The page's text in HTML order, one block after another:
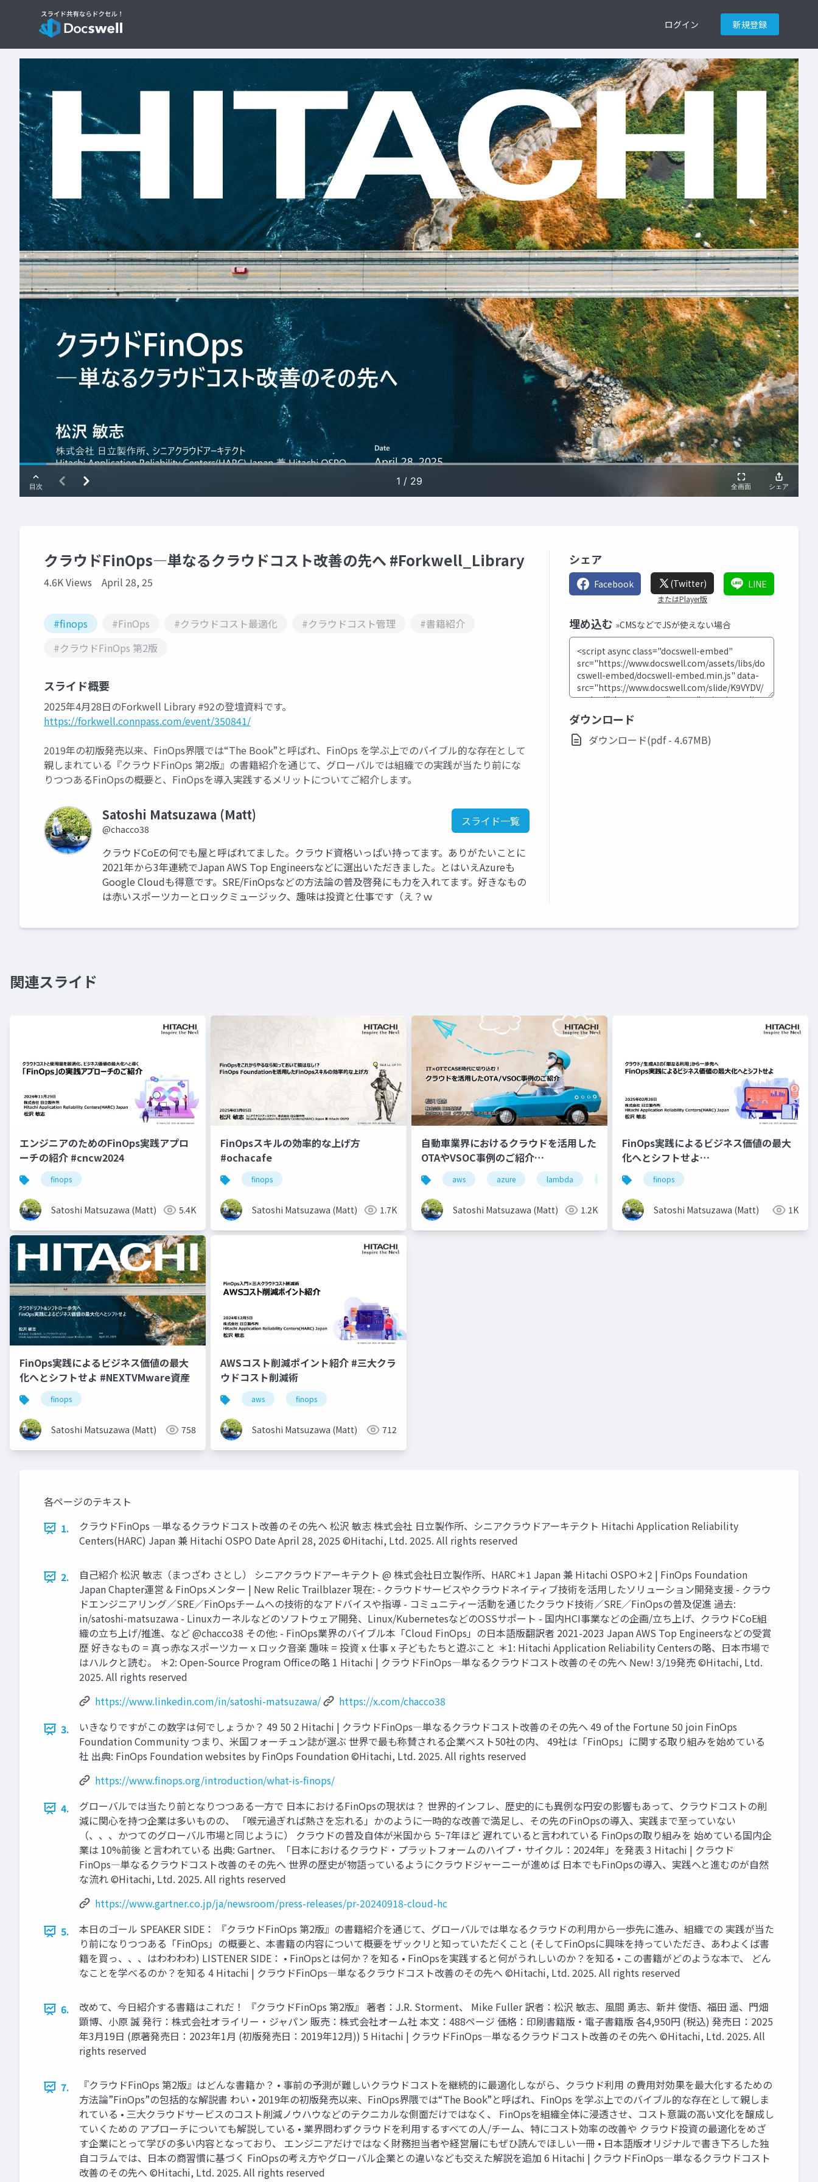
ログイン 新規登録
クラウドFinOps―単なるクラウドコスト改善の先へ #Forkwell_Library
4.6K Views April 28, 25
#finops #FinOps #クラウドコスト最適化 #クラウドコスト管理
#書籍紹介
#クラウドFinOps 第2版
スライド概要
2025年4月28日のForkwell Library #92の登壇資料です。
https://forkwell.connpass.com/event/350841/
2019年の初版発売以来、FinOps界隈では“The Book”と呼ばれ、FinOps を学ぶ上でのバイブル的な存在として
親しまれている『クラウドFinOps 第2版』の書籍紹介を通じて、グローバルでは組織での実践が当たり前にな
りつつあるFinOpsの概要と、FinOpsを導入実践するメリットについてご紹介します。
Satoshi Matsuzawa (Matt)
@chacco38
スライド一覧
クラウドCoEの何でも屋と呼ばれてました。クラウド資格いっぱい持ってます。ありがたいことに
2021年から3年連続でJapan AWS Top Engineersなどに選出いただきました。とはいえAzureも
Google Cloudも得意です。SRE/FinOpsなどの方法論の普及啓発にも力を入れてます。好きなもの
は赤いスポーツカーとロックミュージック、趣味は投資と仕事です（え？ｗ
シェア
Facebook (Twitter)
またはPlayer版
LINE
埋め込む »CMSなどでJSが使えない場合
ダウンロード
ダウンロード(pdf - 4.67MB)
関連スライド
エンジニアのためのFinOps実践アプロ
ーチの紹介 #cncw2024
finops
Satoshi Matsuzawa (Matt) 5.4K
FinOpsスキルの効率的な上げ方
#ochacafe
finops
Satoshi Matsuzawa (Matt) 1.7K
自動車業界におけるクラウドを活用した
OTAやVSOC事例のご紹介
（v20220225）
aws azure lambda
Satoshi Matsuzawa (Matt) 1.2K
FinOps実践によるビジネス価値の最大
化へとシフトせよ
#ITmediaDXSummit23
finops
Satoshi Matsuzawa (Matt) 1K
FinOps実践によるビジネス価値の最大
化へとシフトせよ #NEXTVMware資産
finops
Satoshi Matsuzawa (Matt) 758
AWSコスト削減ポイント紹介 #三大クラ
ウドコスト削減術
aws finops
Satoshi Matsuzawa (Matt) 712
各ページのテキスト
1.
クラウドFinOps ―単なるクラウドコスト改善のその先へ 松沢 敏志 株式会社 日立製作所、シニアクラウドアーキテクト Hitachi Application Reliability
Centers(HARC) Japan 兼 Hitachi OSPO Date April 28, 2025 ©Hitachi, Ltd. 2025. All rights reserved
2.
自己紹介 松沢 敏志（まつざわ さとし） シニアクラウドアーキテクト @ 株式会社日立製作所、HARC＊1 Japan 兼 Hitachi OSPO＊2 | FinOps Foundation
Japan Chapter運営 & FinOpsメンター | New Relic Trailblazer 現在: - クラウドサービスやクラウドネイティブ技術を活用したソリューション開発支援 - クラウ
ドエンジニアリング／SRE／FinOpsチームへの技術的なアドバイスや指導 - コミュニティー活動を通じたクラウド技術／SRE／FinOpsの普及促進 過去:
in/satoshi-matsuzawa - Linuxカーネルなどのソフトウェア開発、Linux/KubernetesなどのOSSサポート - 国内HCI事業などの企画/立ち上げ、クラウドCoE組
織の立ち上げ/推進、など @chacco38 その他: - FinOps業界のバイブル本「Cloud FinOps」の日本語版翻訳者 2021-2023 Japan AWS Top Engineersなどの受賞
歴 好きなもの = 真っ赤なスポーツカー x ロック音楽 趣味 = 投資 x 仕事 x 子どもたちと遊ぶこと ＊1: Hitachi Application Reliability Centersの略、日本市場で
はハルクと読む。 ＊2: Open-Source Program Officeの略 1 Hitachi | クラウドFinOps―単なるクラウドコスト改善のその先へ New! 3/19発売 ©Hitachi, Ltd.
2025. All rights reserved
https://www.linkedin.com/in/satoshi-matsuzawa/
https://x.com/chacco38
3.
いきなりですがこの数字は何でしょうか？ 49 50 2 Hitachi | クラウドFinOps―単なるクラウドコスト改善のその先へ 49 of the Fortune 50 join FinOps
Foundation Community つまり、米国フォーチュン誌が選ぶ 世界で最も称賛される企業ベスト50社の内、 49社は「FinOps」に関する取り組みを始めている
社 出典: FinOps Foundation websites by FinOps Foundation ©Hitachi, Ltd. 2025. All rights reserved
https://www.finops.org/introduction/what-is-finops/
4.
グローバルでは当たり前となりつつある一方で 日本におけるFinOpsの現状は？ 世界的インフレ、歴史的にも異例な円安の影響もあって、クラウドコストの削
減に関心を持つ企業は多いものの、 「喉元過ぎれば熱さを忘れる」かのように一時的な改善で満足し、その先のFinOpsの導入、実践まで至っていない
（、、、かつてのグローバル市場と同じように） クラウドの普及自体が米国から 5~7年ほど 遅れていると言われている FinOpsの取り組みを 始めている国内企
業は 10%前後 と言われている 出典: Gartner、「日本におけるクラウド・プラットフォームのハイプ・サイクル：2024年」を発表 3 Hitachi | クラウド
FinOps―単なるクラウドコスト改善のその先へ 世界の歴史が物語っているようにクラウドジャーニーが進めば 日本でもFinOpsの導入、実践へと進むのが自然
な流れ ©Hitachi, Ltd. 2025. All rights reserved
https://www.gartner.co.jp/ja/newsroom/press-releases/pr-20240918-cloud-hc
5.
本日のゴール SPEAKER SIDE： 『クラウドFinOps 第2版』の書籍紹介を通じて、グローバルでは単なるクラウドの利用から一歩先に進み、組織での 実践が当た
り前になりつつある「FinOps」の概要と、本書籍の内容について概要をザックリと知っていただくこと (そしてFinOpsに興味を持っていただき、あわよくば書
籍を買っ、、、はわわわわ) LISTENER SIDE： • FinOpsとは何か？を知る • FinOpsを実践すると何がうれしいのか？を知る • この書籍がどのような本で、 どん
なことを学べるのか？を知る 4 Hitachi | クラウドFinOps―単なるクラウドコスト改善のその先へ ©Hitachi, Ltd. 2025. All rights reserved
6.
改めて、今日紹介する書籍はこれだ！ 『クラウドFinOps 第2版』 著者：J.R. Storment、 Mike Fuller 訳者：松沢 敏志、風間 勇志、新井 俊悟、福田 遥、門畑
顕博、小原 誠 発行：株式会社オライリー・ジャパン 販売：株式会社オーム社 本文：488ページ 価格：印刷書籍版・電子書籍版 各4,950円 (税込) 発売日：2025
年3月19日 (原著発売日：2023年1月 (初版発売日：2019年12月)) 5 Hitachi | クラウドFinOps―単なるクラウドコスト改善のその先へ ©Hitachi, Ltd. 2025. All
rights reserved
7.
『クラウドFinOps 第2版』はどんな書籍か？ • 事前の予測が難しいクラウドコストを継続的に最適化しながら、クラウド利用 の費用対効果を最大化するための
方法論”FinOps”の包括的な解説書 わい • 2019年の初版発売以来、FinOps界隈では“The Book”と呼ばれ、FinOps を学ぶ上でのバイブル的な存在として親しま
れている • 三大クラウドサービスのコスト削減ノウハウなどのテクニカルな側面だけではなく、 FinOpsを組織全体に浸透させ、コスト意識の高い文化を醸成し
ていくための アプローチについても解説している • 業界問わずクラウドを利用するすべての人/チーム、特にコスト効率の改善や クラウド投資の最適化をめざ
す企業にとって学びの多い内容となっており、 エンジニアだけではなく財務担当者や経営層にもぜひ読んでほしい一冊 • 日本語版オリジナルで書き下ろした独
自コラムでは、日本の商習慣に基づく FinOpsの考え方やグローバル企業との違いなども交えた解説を追加 6 Hitachi | クラウドFinOps―単なるクラウドコスト
改善のその先へ ©Hitachi, Ltd. 2025. All rights reserved